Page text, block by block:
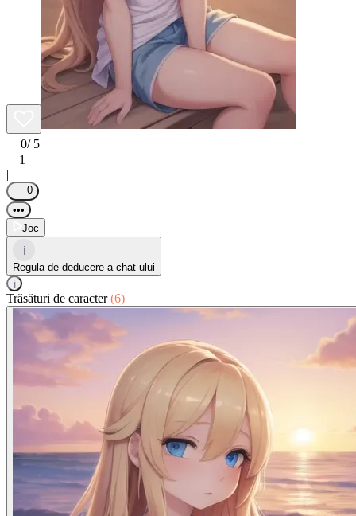
0/ 5
1
|
0
•••
Joc
i
Regula de deducere a chat-ului
i
Trăsături de caracter(6)